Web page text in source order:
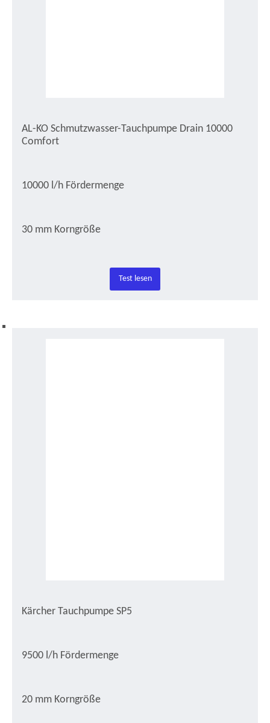
AL-KO Schmutzwasser-Tauchpumpe Drain 10000
Comfort
10000 l/h Fördermenge
30 mm Korngröße
Test lesen
Kärcher Tauchpumpe SP5
9500 l/h Fördermenge
20 mm Korngröße